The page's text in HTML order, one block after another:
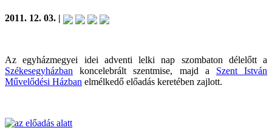
2011. 12. 03. |
Az egyházmegyei idei adventi lelki nap szombaton délelőtt a
Székesegyházban koncelebrált szentmise, majd a Szent István
Művelődési Házban elmélkedő előadás keretében zajlott.